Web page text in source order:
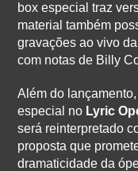
box especial traz
material também
gravações ao vivo
com notas de Billy
Além do
especial no Lyric
será reinterpretado
proposta que
dramaticidade da